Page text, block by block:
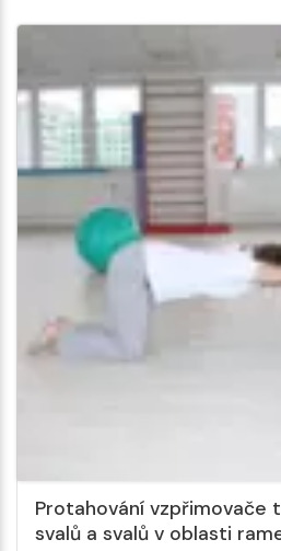
Protahování vzpřimovače
svalů a svalů v oblasti